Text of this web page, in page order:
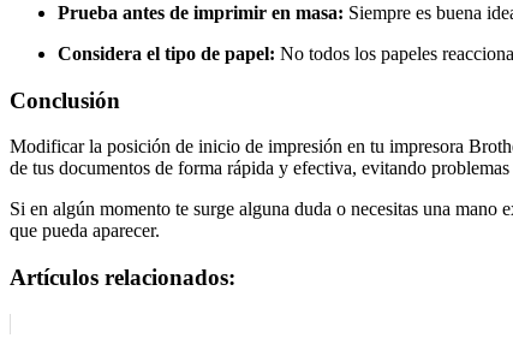
Prueba antes de imprimir en masa: Siempre es buena
Considera el tipo de papel: No todos los papeles
Conclusión
Modificar la posición de inicio de impresión en tu impresora
de tus documentos de forma rápida y efectiva, evitando
Si en algún momento te surge alguna duda o necesitas una
que pueda aparecer.
Artículos relacionados: